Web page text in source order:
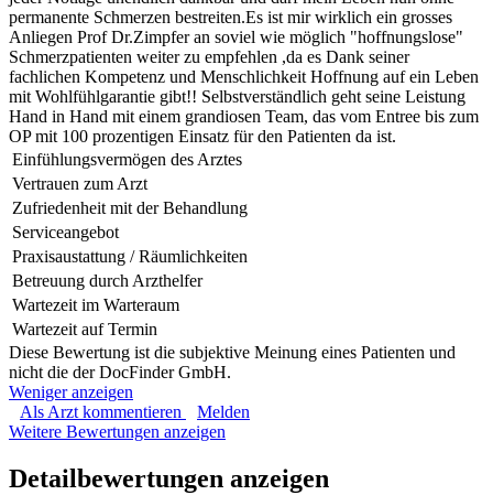
permanente Schmerzen bestreiten.Es ist mir wirklich ein grosses
Anliegen Prof Dr.Zimpfer an soviel wie möglich "hoffnungslose"
Schmerzpatienten weiter zu empfehlen ,da es Dank seiner
fachlichen Kompetenz und Menschlichkeit Hoffnung auf ein Leben
mit Wohlfühlgarantie gibt!! Selbstverständlich geht seine Leistung
Hand in Hand mit einem grandiosen Team, das vom Entree bis zum
OP mit 100 prozentigen Einsatz für den Patienten da ist.
Einfühlungsvermögen des Arztes
Vertrauen zum Arzt
Zufriedenheit mit der Behandlung
Serviceangebot
Praxisaustattung / Räumlichkeiten
Betreuung durch Arzthelfer
Wartezeit im Warteraum
Wartezeit auf Termin
Diese Bewertung ist die subjektive Meinung eines Patienten und
nicht die der DocFinder GmbH.
Weniger anzeigen
Als Arzt kommentieren
Melden
Weitere Bewertungen anzeigen
Detailbewertungen anzeigen